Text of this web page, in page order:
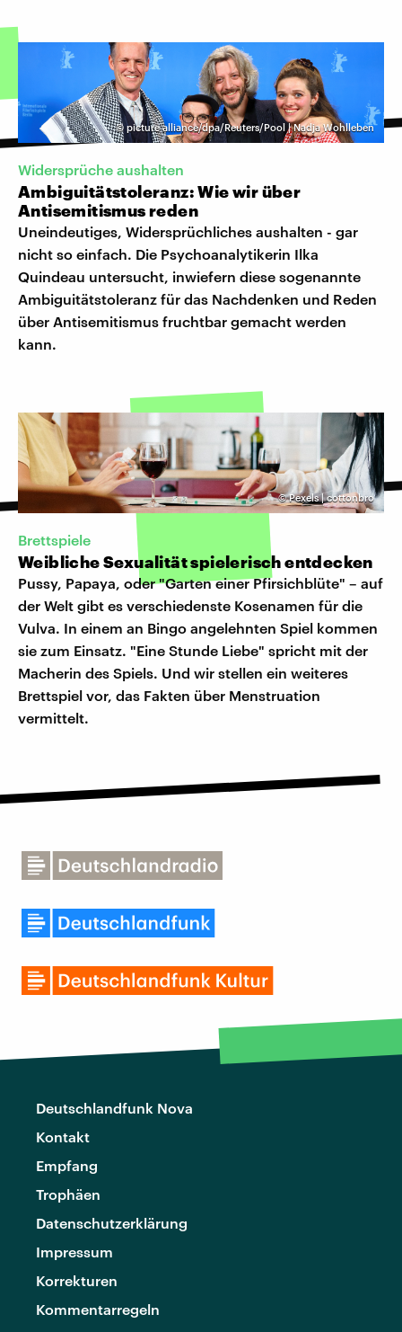
© picture alliance/dpa/Reuters/Pool | Nadja Wohlleben
Widersprüche aushalten
Ambiguitätstoleranz: Wie wir über
Antisemitismus reden
Uneindeutiges, Widersprüchliches aushalten - gar
nicht so einfach. Die Psychoanalytikerin Ilka
Quindeau untersucht, inwiefern diese sogenannte
Ambiguitätstoleranz für das Nachdenken und Reden
über Antisemitismus fruchtbar gemacht werden
kann.
©Pexels | cottonbro
Brettspiele
Weibliche Sexualität spielerisch entdecken
Pussy, Papaya, oder "Garten einer Pfirsichblüte" – auf
der Welt gibt es verschiedenste Kosenamen für die
Vulva. In einem an Bingo angelehnten Spiel kommen
sie zum Einsatz. "Eine Stunde Liebe" spricht mit der
Macherin des Spiels. Und wir stellen ein weiteres
Brettspiel vor, das Fakten über Menstruation
vermittelt.
Deutschlandfunk Nova
Kontakt
Empfang
Trophäen
Datenschutzerklärung
Impressum
Korrekturen
Kommentarregeln